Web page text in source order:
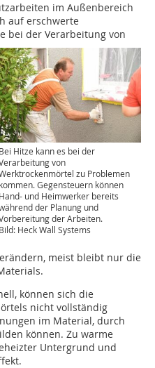
im Außenbereich
auf erschwerte
bei der Verarbeitung von
Bei Hitze kann es bei der
von
zu Problemen
kommen. Gegensteuern können
Hand- und Heimwerker bereits
der Planung und
der Arbeiten.
Bild: Heck Wall Systems
meist bleibt nur die
können sich die
nicht vollständig
im Material, durch
können. Zu warme
Untergrund und